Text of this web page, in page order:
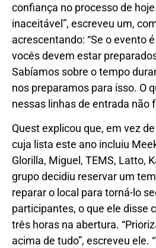
confiança no processo de
inaceitável”, escreveu um,
acrescentando: “Se o evento
vocês devem estar
Sabíamos sobre o tempo
nos preparamos para isso. O
nessas linhas de entrada não
Quest explicou que, em vez
cuja lista este ano incluiu
Glorilla, Miguel, TEMS, Latto,
grupo decidiu reservar um
reparar o local para torná-lo
participantes, o que ele disse
três horas na abertura.
acima de tudo”, escreveu ele.